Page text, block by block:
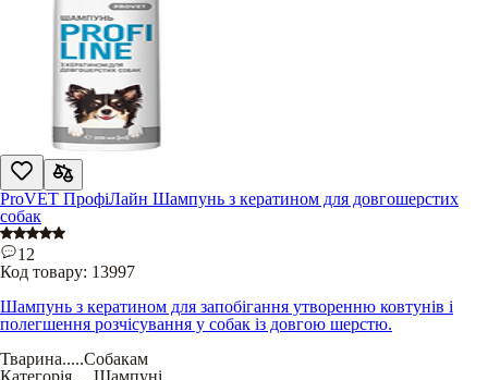
ProVET ПрофіЛайн Шампунь з кератином для довгошерстих
собак
12
Код товару: 13997
Шампунь з кератином для запобігання утворенню ковтунів і
полегшення розчісування у собак із довгою шерстю.
Тварина.....Собакам
Категорія.....Шампуні